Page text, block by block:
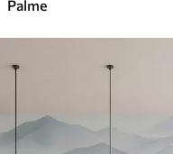
Palme